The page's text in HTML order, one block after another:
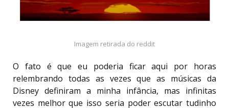
Imagem retirada do reddit
O fato é que eu poderia ficar aqui por horas
relembrando todas as vezes que as músicas da
Disney definiram a minha infância, mas infinitas
vezes melhor que isso seria poder escutar tudinho